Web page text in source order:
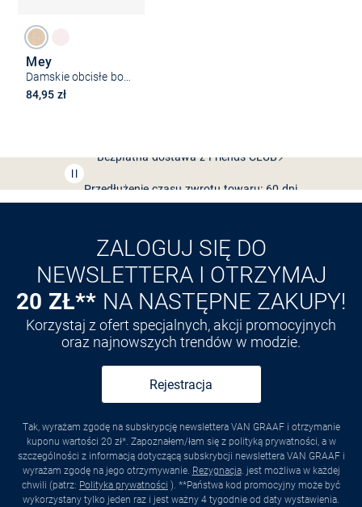
Mey
Damskie obcisłe bokserki
84,95 zł
Odkryj aplikację VANGRAAF
ZALOGUJ SIĘ DO
NEWSLETTERA I OTRZYMAJ
20 ZŁ** NA NASTĘPNE ZAKUPY!
Korzystaj z ofert specjalnych, akcji promocyjnych
oraz najnowszych trendów w modzie.
Rejestracja
Tak, wyrażam zgodę na subskrypcję newslettera VAN GRAAF i otrzymanie
kuponu wartości 20 zł*. Zapoznałem/łam się z polityką prywatności, a w
szczególności z informacją dotyczącą subskrybcji newslettera VAN GRAAF i
wyrażam zgodę na jego otrzymywanie. Rezygnacja. jest możliwa w każdej
chwili (patrz: Polityka prywatności ). **Państwa kod promocyjny może być
wykorzystany tylko jeden raz i jest ważny 4 tygodnie od daty wystawienia.